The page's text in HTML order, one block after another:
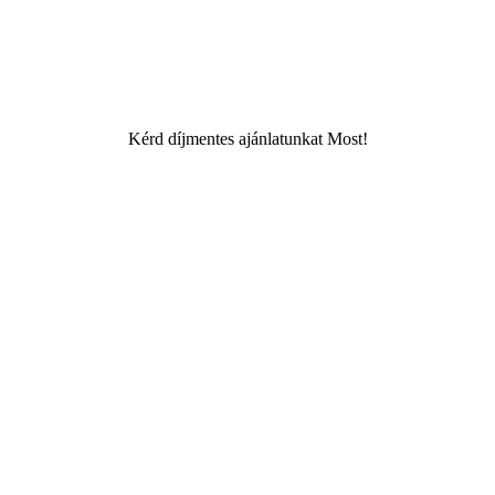
Kérd díjmentes ajánlatunkat Most!